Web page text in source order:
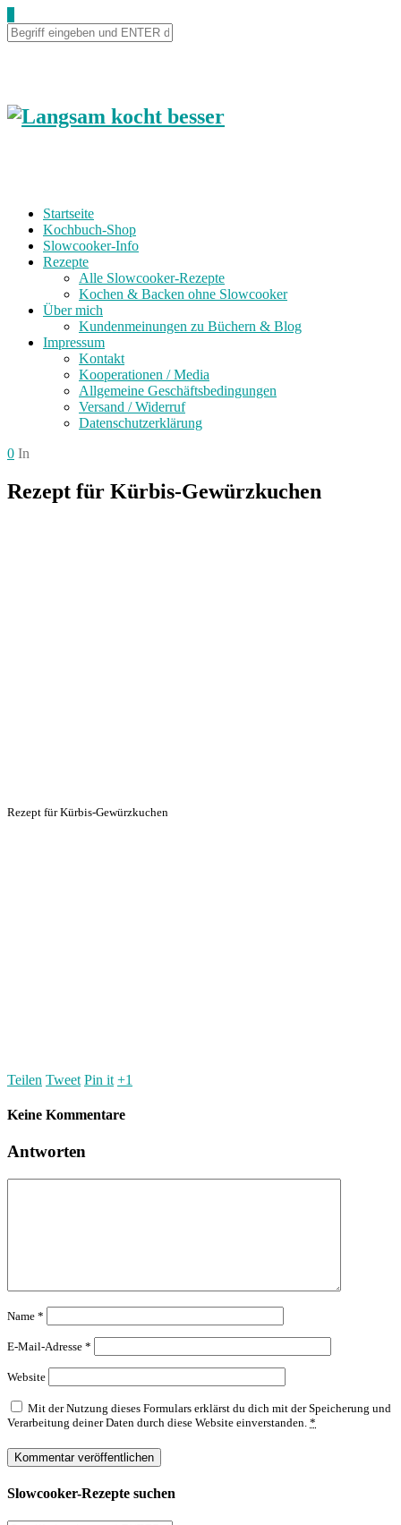
Startseite
Kochbuch-Shop
Slowcooker-Info
Rezepte
Alle Slowcooker-Rezepte
Kochen & Backen ohne Slowcooker
Über mich
Kundenmeinungen zu Büchern & Blog
Impressum
Kontakt
Kooperationen / Media
Allgemeine Geschäftsbedingungen
Versand / Widerruf
Datenschutzerklärung
0 In
Rezept für Kürbis-Gewürzkuchen
Rezept für Kürbis-Gewürzkuchen
Teilen Tweet Pin it +1
Keine Kommentare
Antworten
Name *
E-Mail-Adresse *
Website
Mit der Nutzung dieses Formulars erklärst du dich mit der Speicherung und
Verarbeitung deiner Daten durch diese Website einverstanden. *
Slowcooker-Rezepte suchen